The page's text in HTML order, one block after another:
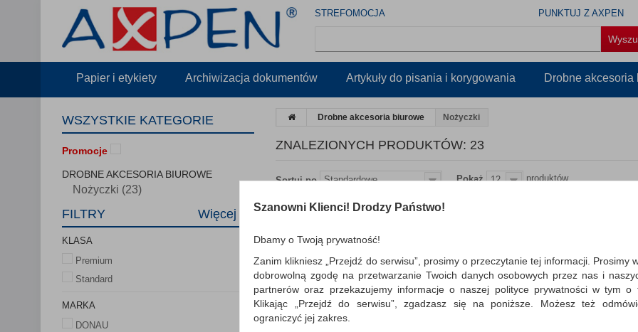
STREFOMOCJA PUNKTUJ Z AXPEN
Papier i etykiety Archiwizacja dokumentów Artykuły do pisania i korygowania Drobne akcesoria
WSZYSTKIE KATEGORIE
Promocje
DROBNE AKCESORIA BIUROWE
Nożyczki (23)
FILTRY Więcej
KLASA
Premium
Standard
MARKA
DONAU
Drobne akcesoria biurowe Nożyczki
ZNALEZIONYCH PRODUKTÓW: 23
Sortuj po Standardowe Pokaż 12 produktów
SCOTCH-3M, nożyczki biurowe z
jakości ostrzami; tytanowe ostrze –
ostre na conajmniej 100 ...
Dostępność: TEL.
Szanowni Klienci! Drodzy Państwo!
Dbamy o Twoją prywatność!
Zanim klikniesz „Przejdź do serwisu”, prosimy o przeczytanie tej informacji. Prosimy
dobrowolną zgodę na przetwarzanie Twoich danych osobowych przez nas i
partnerów oraz przekazujemy informacje o naszej polityce prywatności w tym o
Klikając „Przejdź do serwisu”, zgadzasz się na poniższe. Możesz też
ograniczyć jej zakres.